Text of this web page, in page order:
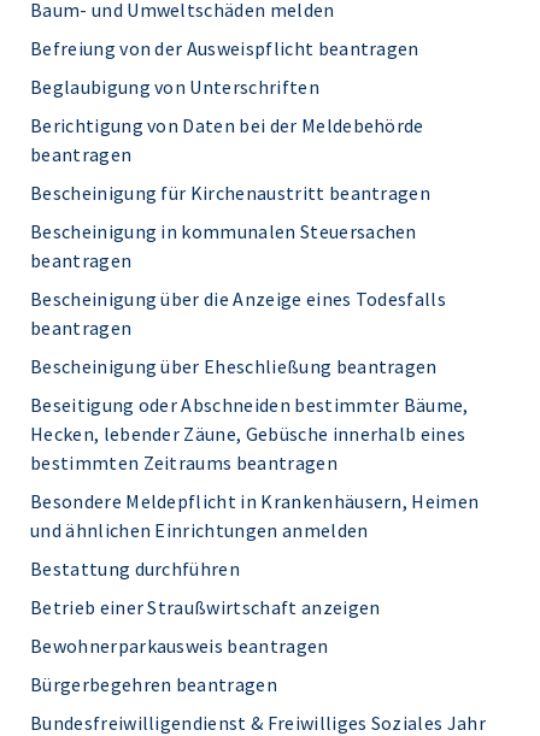
Baum- und Umweltschäden melden
Befreiung von der Ausweispflicht beantragen
Beglaubigung von Unterschriften
Berichtigung von Daten bei der Meldebehörde
beantragen
Bescheinigung für Kirchenaustritt beantragen
Bescheinigung in kommunalen Steuersachen
beantragen
Bescheinigung über die Anzeige eines Todesfalls
beantragen
Bescheinigung über Eheschließung beantragen
Beseitigung oder Abschneiden bestimmter Bäume,
Hecken, lebender Zäune, Gebüsche innerhalb eines
bestimmten Zeitraums beantragen
Besondere Meldepflicht in Krankenhäusern, Heimen
und ähnlichen Einrichtungen anmelden
Bestattung durchführen
Betrieb einer Straußwirtschaft anzeigen
Bewohnerparkausweis beantragen
Bürgerbegehren beantragen
Bundesfreiwilligendienst & Freiwilliges Soziales Jahr